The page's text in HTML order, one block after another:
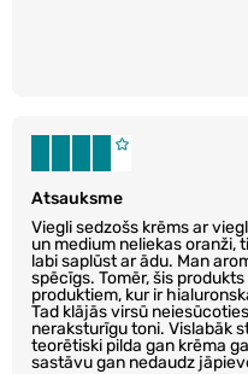
Atsauksme
Viegli sedzošs krēms ar
un medium neliekas oranži,
labi saplūst ar ādu. Man
spēcīgs. Tomēr, šis
produktiem, kur ir
Tad klājās virsū
neraksturīgu toni. Vislabāk
teorētiski pilda gan krēma
sastāvu gan nedaudz